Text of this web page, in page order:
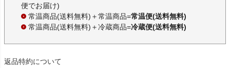
便でお届け)
常温商品(送料無料)＋常温商品=常温便(送料無料)
常温商品(送料無料)＋冷蔵商品=冷蔵便(送料無料)
返品特約について